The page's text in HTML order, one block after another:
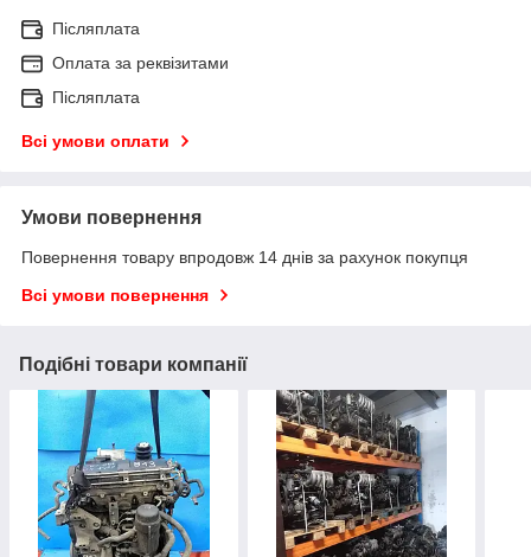
Післяплата
Оплата за реквізитами
Післяплата
Всі умови оплати
Умови повернення
Повернення товару впродовж 14 днів за рахунок покупця
Всі умови повернення
Подібні товари компанії